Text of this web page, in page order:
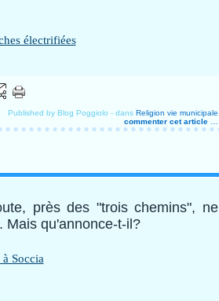
Published by Blog Poggiolo - dans Religion vie municipale
commenter cet article
près des "trois chemins", ne
Mais qu'annonce-t-il?